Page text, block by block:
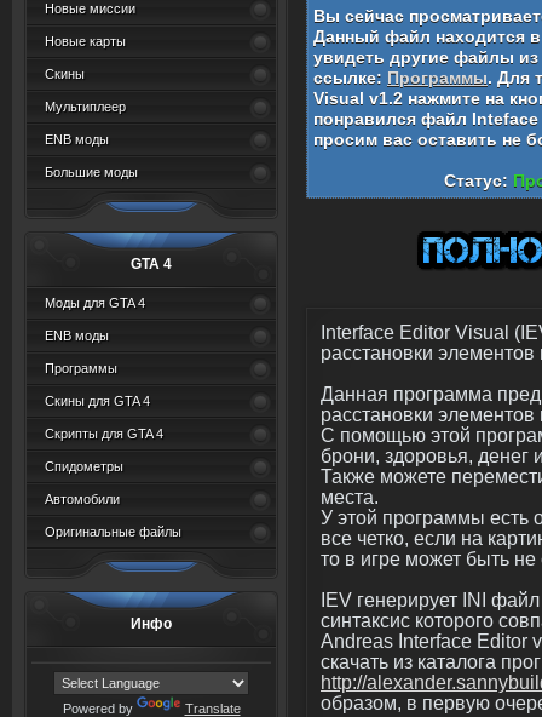
Новые миссии
Новые карты
Скины
Мультиплеер
ENB моды
Большие моды
GTA 4
Моды для GTA 4
ENB моды
Программы
Скины для GTA 4
Скрипты для GTA 4
Спидометры
Автомобили
Оригинальные файлы
Инфо
Powered by Translate
Вы сейчас
Данный файл находится
увидеть другие файлы из
ссылке: Программы. Для
Visual v1.2 нажмите на
понравился файл
просим вас оставить не
Статус:
Interface Editor Visual
расстановки
Данная программа
расстановки
С помощью этой
брони, здоровья, денег
Также можете
места.
У этой программы есть
все четко, если на
то в игре может быть не
IEV генерирует INI
синтаксис которого
Andreas Interface Editor
скачать из каталога
http://
образом, в первую